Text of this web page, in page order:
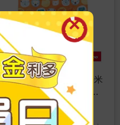
【Familidoo 法米多】法米
多動物家族環保提袋－狐
狸橘
特價 199 元